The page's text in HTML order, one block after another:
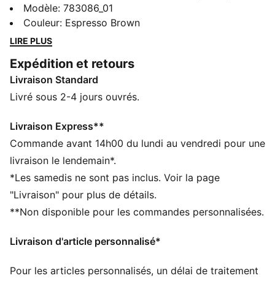
joueurs pendant la saison 25/26. Confectionné avec
des tissus légers et respirants, il assure un maximum
de confort et de mobilité sur le terrain. Conçu pour
modèle allie fonctionnalité et style. C’est la tenue
parfaite pour les jours de match.
CARACTÉRISTIQUES + AVANTAGES
composé d’au moins 95 % de matériaux recyclés à
partir de déchets textiles et d’autres matériaux usagés
DÉTAILS
Matériau principal : Jacquard double face
Longueur : Régulière
Taille : moyen
Modèle: 783086_01
Couleur: Espresso Brown
LIRE PLUS
Expédition et retours
Livraison Standard
Livré sous 2-4 jours ouvrés.
Livraison Express**
Commande avant 14h00 du lundi au vendredi pour une
livraison le lendemain*.
*Les samedis ne sont pas inclus. Voir la page
"Livraison" pour plus de détails.
**Non disponible pour les commandes personnalisées.
Livraison d'article personnalisé*
Pour les articles personnalisés, un délai de traitement